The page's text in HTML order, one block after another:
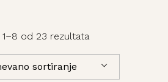
1–8 od 23 rezultata
sortiranje